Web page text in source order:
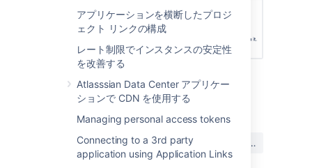
アプリケーションを横断したプロジ
ェクト リンクの構成
レート制限でインスタンスの安定性
を改善する
Atlasssian Data Center アプリケー
ションで CDN を使用する
Managing personal access tokens
Connecting to a 3rd party
application using Application Links
最終更新日 2021 年 7 月 26 日
この内容はお役に立ちました
いいえ